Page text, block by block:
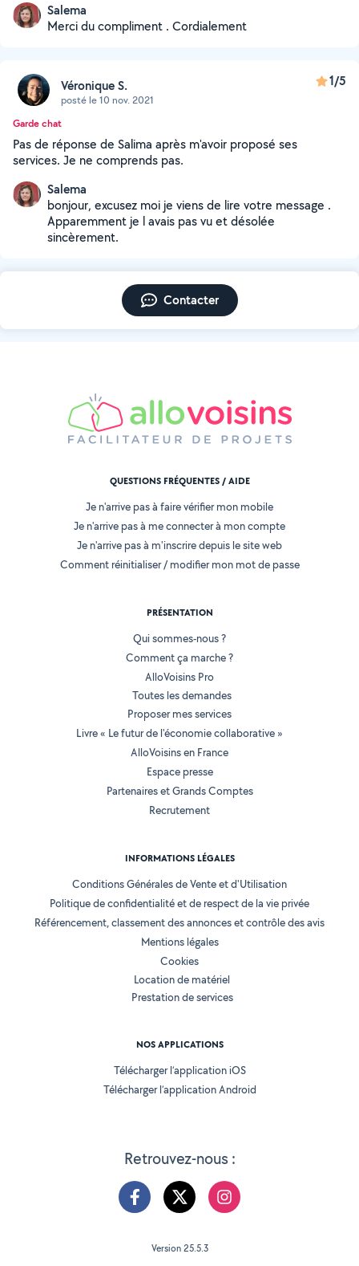
Salema
Merci du compliment . Cordialement
Véronique S.
posté le 10 nov. 2021
1/5
Garde chat
Pas de réponse de Salima après m'avoir proposé ses
services. Je ne comprends pas.
Salema
bonjour, excusez moi je viens de lire votre message .
Apparemment je l avais pas vu et désolée
sincèrement.
Contacter
Retrouvez-nous :
QUESTIONS FRÉQUENTES / AIDE
Je n'arrive pas à faire vérifier mon mobile
Je n'arrive pas à me connecter à mon compte
Je n'arrive pas à m'inscrire depuis le site web
Comment réinitialiser / modifier mon mot de passe
PRÉSENTATION
Qui sommes-nous ?
Comment ça marche ?
AlloVoisins Pro
Toutes les demandes
Proposer mes services
Livre « Le futur de l'économie collaborative »
AlloVoisins en France
Espace presse
Partenaires et Grands Comptes
Recrutement
INFORMATIONS LÉGALES
Conditions Générales de Vente et d'Utilisation
Politique de confidentialité et de respect de la vie privée
Référencement, classement des annonces et contrôle des avis
Mentions légales
Cookies
Location de matériel
Prestation de services
NOS APPLICATIONS
Télécharger l’application iOS
Télécharger l’application Android
Version 25.5.3